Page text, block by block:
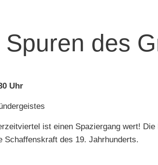
des
Uhr
ist einen Spaziergang wert!
Schaffenskraft des 19. Jahrhunderts.